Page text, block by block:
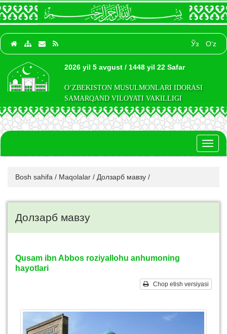
Ўз O‘z
2026 yil 5 avgust / 1448 yil 22 Safar
O‘ZBEKISTON MUSULMONLARI IDORASI
SAMARQAND VILOYATI VAKILLIGI
Bosh sahifa / Maqolalar / Долзарб мавзу /
Долзарб мавзу
Qusam ibn Abbos roziyallohu anhumoning
hayotlari
Chop etish versiyasi